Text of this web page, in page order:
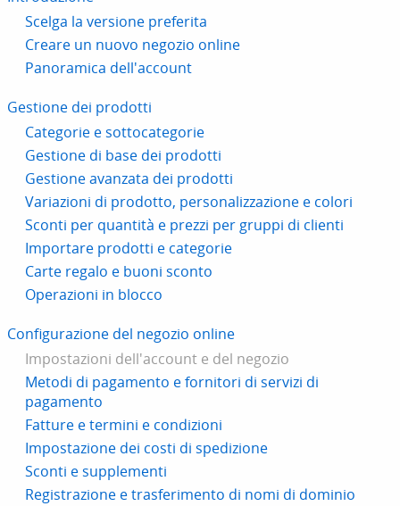
Scelga la versione preferita
Creare un nuovo negozio online
Panoramica dell'account
Gestione dei prodotti
Categorie e sottocategorie
Gestione di base dei prodotti
Gestione avanzata dei prodotti
Variazioni di prodotto, personalizzazione e colori
Sconti per quantità e prezzi per gruppi di clienti
Importare prodotti e categorie
Carte regalo e buoni sconto
Operazioni in blocco
Configurazione del negozio online
Impostazioni dell'account e del negozio
Metodi di pagamento e fornitori di servizi di
pagamento
Fatture e termini e condizioni
Impostazione dei costi di spedizione
Sconti e supplementi
Registrazione e trasferimento di nomi di dominio